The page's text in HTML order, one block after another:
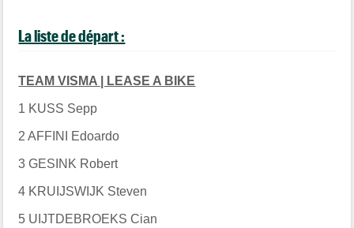
La liste de départ :
TEAM VISMA | LEASE A BIKE
1 KUSS Sepp
2 AFFINI Edoardo
3 GESINK Robert
4 KRUIJSWIJK Steven
5 UIJTDEBROEKS Cian